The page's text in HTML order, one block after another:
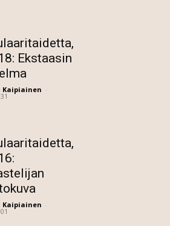
Ekstaasin
Kaipiainen -
Kaipiainen -